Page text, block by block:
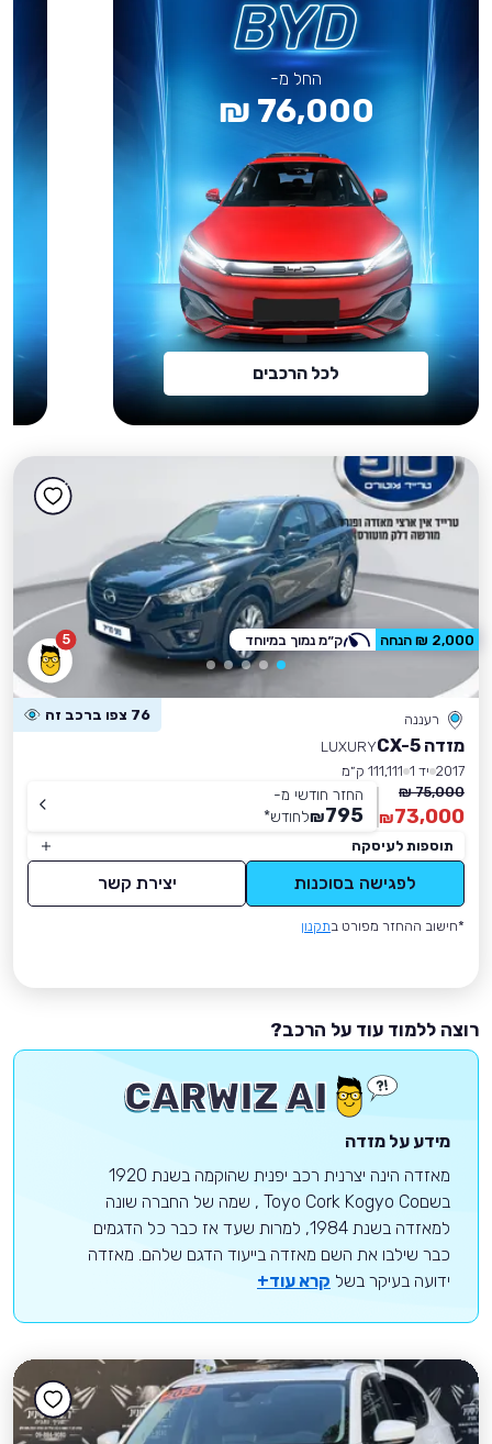
החל מ-
76,000 ₪
לכל הרכבים
5
רעננה 76 צפו ברכב זה
מזדה CX-5
LUXURY
2017 יד 1
111,111 ק״מ
75,000 ₪
73,000
₪
החזר חודשי מ-
795
₪לחודש*
תוספות לעיסקה
לפגישה בסוכנות יצירת קשר
*חישוב ההחזר מפורט בתקנון
2,000 ₪ הנחה ק״מ נמוך במיוחד
רוצה ללמוד עוד על הרכב?
מידע על מזדה
מאזדה הינה יצרנית רכב יפנית שהוקמה בשנת 1920
בשםToyo Cork Kogyo Co , שמה של החברה שונה
למאזדה בשנת 1984, למרות שעד אז כבר כל הדגמים
כבר שילבו את השם מאזדה בייעוד הדגם שלהם. מאזדה
ידועה בעיקר בשל קרא עוד+